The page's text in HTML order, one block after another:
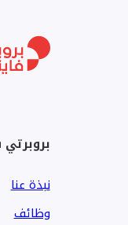
الخبرة
العربية المتحدة.
بروبرتي
نبذة عنا
وظائف